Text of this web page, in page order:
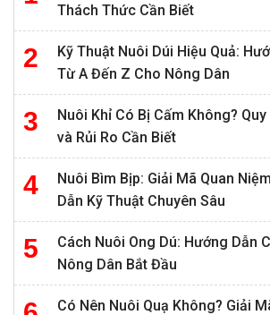
Thách Thức Cần Biết
Kỹ Thuật Nuôi Dúi Hiệu Quả:
Từ A Đến Z Cho Nông Dân
Nuôi Khỉ Có Bị Cấm Không?
và Rủi Ro Cần Biết
Nuôi Bìm Bịp: Giải Mã Quan
Dẫn Kỹ Thuật Chuyên Sâu
Cách Nuôi Ong Dú: Hướng Dẫn
Nông Dân Bắt Đầu
Có Nên Nuôi Quạ Không? Giải